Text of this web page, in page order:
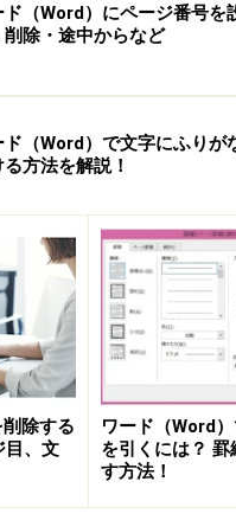
ド（Word）にページ番号を
削除・途中からなど
ド（Word）で文字にふりが
方法を解説！
除する
目、文
ワード（Word
を引くには？
す方法！